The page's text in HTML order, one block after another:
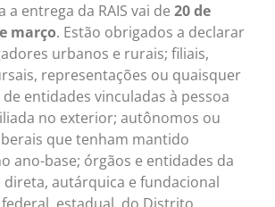
a entrega da RAIS vai de20 de
março. Estão obrigados a declarar
urbanos e rurais; filiais,
representações ou quaisquer
entidades vinculadas à pessoa
no exterior; autônomos ou
que tenham mantido
ano-base; órgãos e entidades da
autárquica e fundacional